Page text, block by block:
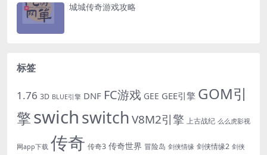
城城传奇游戏攻略
标签
1.76 3D BLUE引擎 DNF FC游戏 GEE GEE引擎 GOM引
擎swichswitchV8M2引擎 上古战纪 么么虎影视
网app下载 传奇 传奇3 传奇世界 冒险岛 剑侠情缘 剑侠情缘2 剑侠